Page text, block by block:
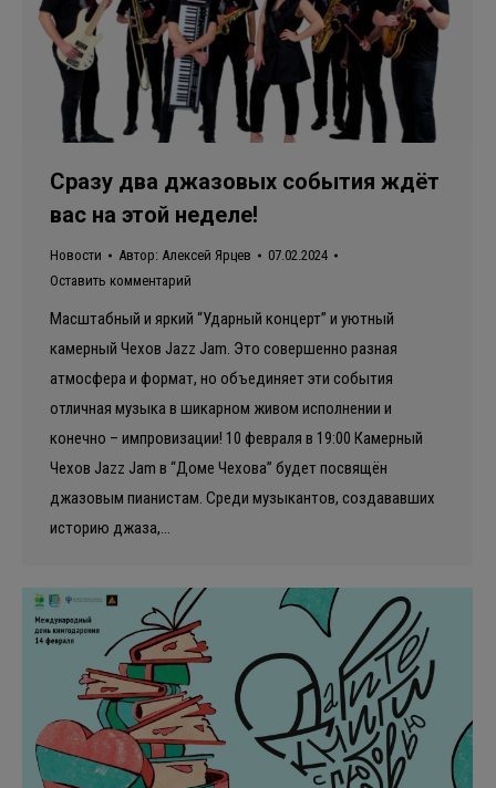
Сразу два джазовых события ждёт
вас на этой неделе!
Новости Автор: Алексей Ярцев
07.02.2024
Оставить комментарий
Масштабный и яркий “Ударный концерт” и уютный
камерный Чехов Jazz Jam. Это совершенно разная
атмосфера и формат, но объединяет эти события
отличная музыка в шикарном живом исполнении и
конечно – импровизации! 10 февраля в 19:00 Камерный
Чехов Jazz Jam в “Доме Чехова” будет посвящён
джазовым пианистам. Среди музыкантов, создававших
историю джаза,…